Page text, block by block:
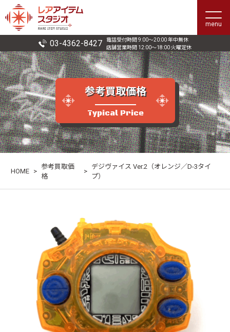
menu
03-4362-8427
電話受付時間 9:00〜20:00 年中無休
店舗営業時間 12:00〜18:00 火曜定休
参考買取価格
Typical Price
HOME >
参考買取価
格
>
デジヴァイス Ver.2（オレンジ／D-3タイ
プ）